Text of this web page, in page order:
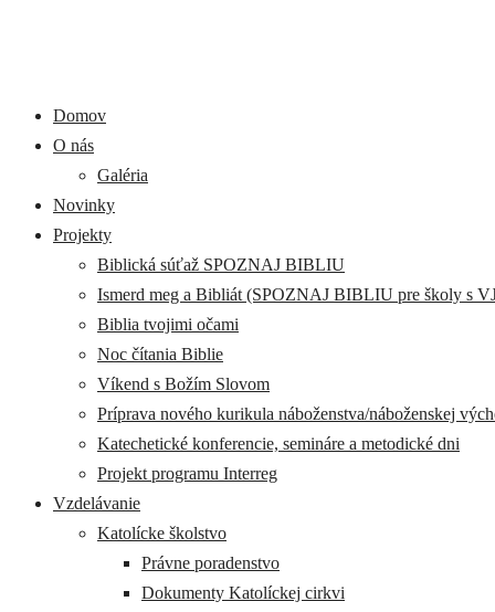
Domov
O nás
Galéria
Novinky
Projekty
Biblická súťaž SPOZNAJ BIBLIU
Ismerd meg a Bibliát (SPOZNAJ BIBLIU pre školy s
Biblia tvojimi očami
Noc čítania Biblie
Víkend s Božím Slovom
Príprava nového kurikula náboženstva/náboženskej
Katechetické konferencie, semináre a metodické dni
Projekt programu Interreg
Vzdelávanie
Katolícke školstvo
Právne poradenstvo
Dokumenty Katolíckej cirkvi